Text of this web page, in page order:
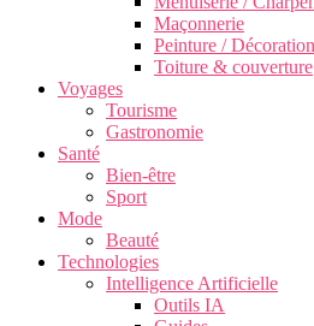
Maçonnerie
Peinture / Décoration
Toiture & couverture
Voyages
Tourisme
Gastronomie
Santé
Bien-être
Sport
Mode
Beauté
Technologies
Intelligence Artificielle
Outils IA